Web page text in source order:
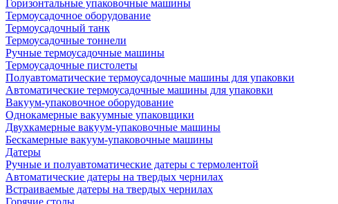
Горизонтальные упаковочные машины
Термоусадочное оборудование
Термоусадочный танк
Термоусадочные тоннели
Ручные термоусадочные машины
Термоусадочные пистолеты
Полуавтоматические термоусадочные машины для упаковки
Автоматические термоусадочные машины для упаковки
Вакуум-упаковочное оборудование
Однокамерные вакуумные упаковщики
Двухкамерные вакуум-упаковочные машины
Бескамерные вакуум-упаковочные машины
Датеры
Ручные и полуавтоматические датеры с термолентой
Автоматические датеры на твердых чернилах
Встраиваемые датеры на твердых чернилах
Горячие столы